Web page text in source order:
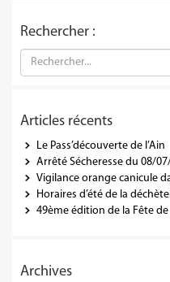
Rechercher :
Articles récents
Le Pass’découverte de l’Ain
Arrêté Sécheresse du 08/
Vigilance orange canicule
Horaires d’été de la
49ème édition de la Fête
Archives